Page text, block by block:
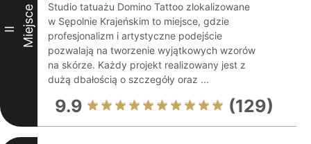
II Miejsce
Studio tatuażu Domino Tattoo zlokalizowane
w Sępolnie Krajeńskim to miejsce, gdzie
profesjonalizm i artystyczne podejście
pozwalają na tworzenie wyjątkowych wzorów
na skórze. Każdy projekt realizowany jest z
dużą dbałością o szczegóły oraz ...
9.9 (129)